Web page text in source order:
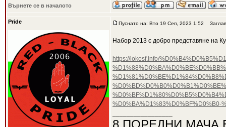
Върнете се в началото
Pride Пуснато на: Вто 19 Сеп, 2023 1:52
Набор 2013 с добро представяне на
https://lokosf.info/
%D0%BA%D1%83%D0%BF%D0%B0-
8 ПОРЕДНИ МАЧА